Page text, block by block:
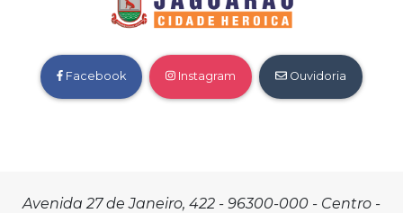
Facebook Instagram Ouvidoria
Avenida 27 de Janeiro, 422 - 96300-000 - Centro -